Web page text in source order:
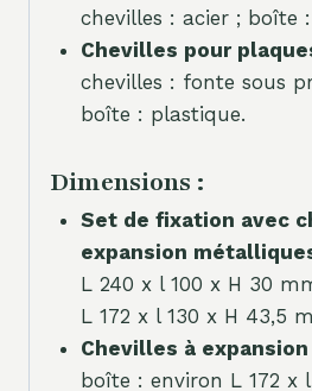
chevilles : acier ; boîte
Chevilles pour
chevilles : fonte sous
boîte : plastique.
Dimensions :
Set de fixation avec
expansion
L 240 x l 100 x H 30
L 172 x l 130 x H 43,5
Chevilles à
boîte : environ L 172 x